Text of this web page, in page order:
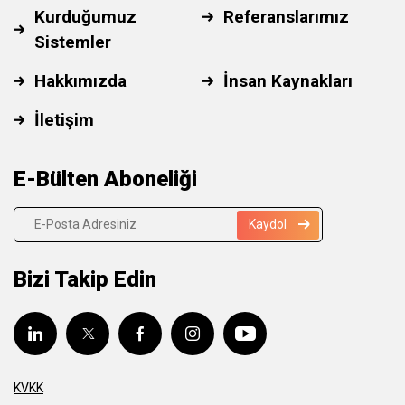
Kurduğumuz
Sistemler
Referanslarımız
Hakkımızda
İnsan Kaynakları
İletişim
E-Bülten Aboneliği
Kaydol
Bizi Takip Edin
KVKK